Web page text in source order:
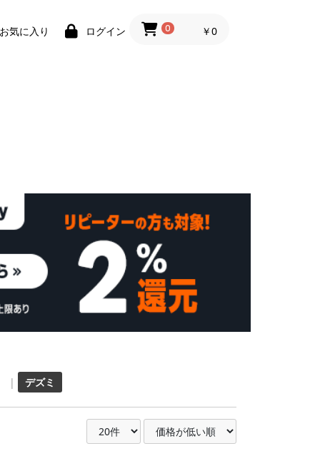
お気に入り ログイン 0 ￥0
| デズミ